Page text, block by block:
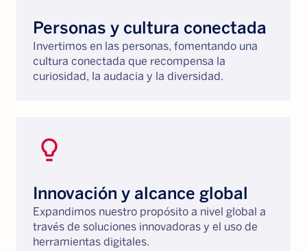
Personas y cultura conectada
Invertimos en las personas, fomentando una
cultura conectada que recompensa la
curiosidad, la audacia y la diversidad.
lightbulb_2
Innovación y alcance global
Expandimos nuestro propósito a nivel global a
través de soluciones innovadoras y el uso de
herramientas digitales.